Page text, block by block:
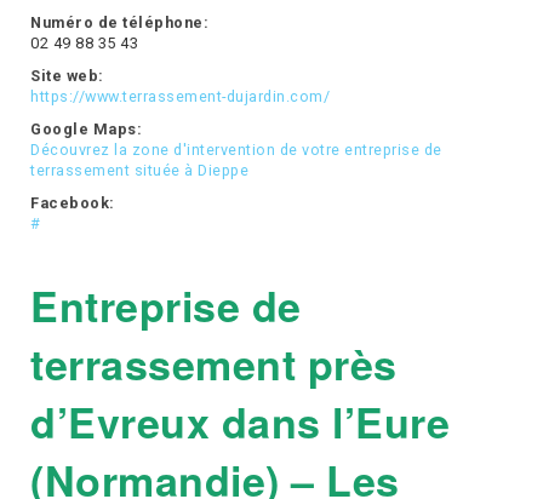
Numéro de téléphone:
02 49 88 35 43
Site web:
https://www.terrassement-dujardin.com/
Google Maps:
Découvrez la zone d'intervention de votre entreprise de
terrassement située à Dieppe
Facebook:
#
Entreprise de
terrassement près
d’Evreux dans l’Eure
(Normandie) – Les